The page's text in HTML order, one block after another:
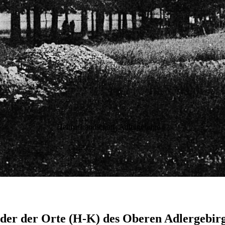
HeimatLandschaft Adlergebirge
der Orte (H-K) des Oberen